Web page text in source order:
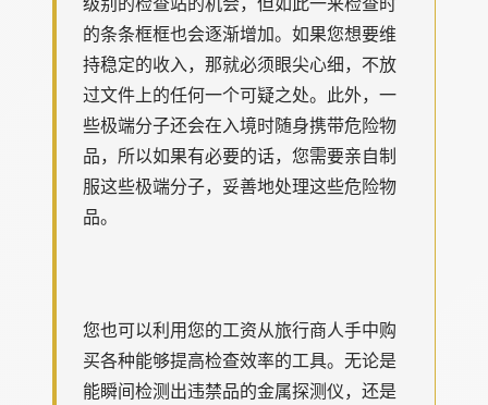
的条条框框也会逐渐增加。如果您想要维
持稳定的收入，那就必须眼尖心细，不放
过文件上的任何一个可疑之处。此外，一
些极端分子还会在入境时随身携带危险物
品，所以如果有必要的话，您需要亲自制
服这些极端分子，妥善地处理这些危险物
品。
您也可以利用您的工资从旅行商人手中购
买各种能够提高检查效率的工具。无论是
能瞬间检测出违禁品的金属探测仪，还是